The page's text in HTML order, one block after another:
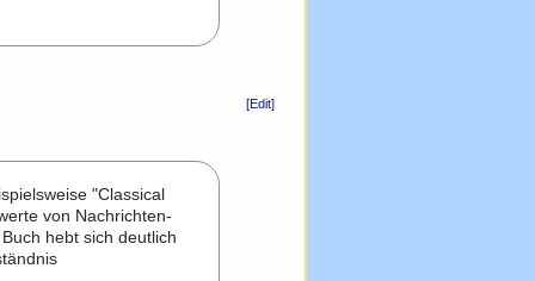
[Edit]
"Classical
von Nachrichten-
hebt sich deutlich